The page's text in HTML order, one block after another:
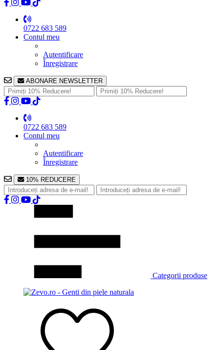
0722 683 589
Contul meu
Autentificare
Înregistrare
ABONARE NEWSLETTER
0722 683 589
Contul meu
Autentificare
Înregistrare
10% REDUCERE
Categorii produse